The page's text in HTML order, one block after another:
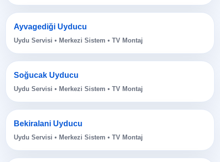
Ayvagediği Uyducu
Uydu Servisi • Merkezi Sistem • TV Montaj
Soğucak Uyducu
Uydu Servisi • Merkezi Sistem • TV Montaj
Bekiralani Uyducu
Uydu Servisi • Merkezi Sistem • TV Montaj